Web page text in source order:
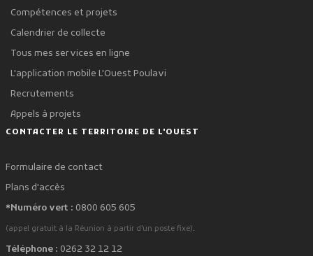
Compétences et projets
Calendrier de collecte
Tous mes services en ligne
L'application mobile L'Ouest Poulavi
Recrutements
Appels à projets
CONTACTER LE TERRITOIRE DE L'OUEST
Formulaire de contact
Plans d'accès
*Numéro vert : 0800 605 605
(appel gratuit à la Réunion à partir d'un poste fixe).
Téléphone : 0262 32 12 12